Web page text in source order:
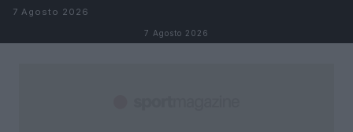
Salta al contenuto
7 Agosto 2026
7 Agosto 2026